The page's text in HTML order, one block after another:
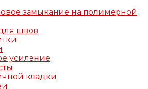
замыкание на полимерной
швов
усиление
кладки